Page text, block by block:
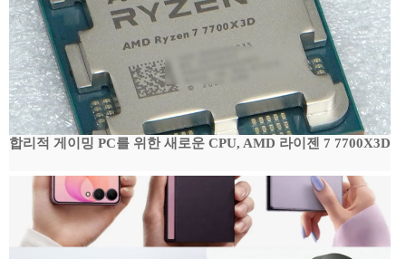
합리적 게이밍 PC를 위한 새로운 CPU, AMD 라이젠 7 7700X3D